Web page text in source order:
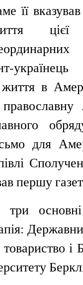
її
цієї
життя в
для
першу
основні
і